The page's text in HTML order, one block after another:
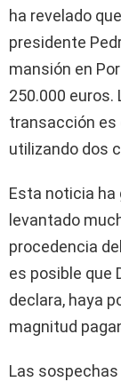
ha revelado
presidente
mansión en
250.000
transacción es
utilizando dos
Esta noticia ha
levantado
procedencia
es posible que
declara, haya
magnitud
Las